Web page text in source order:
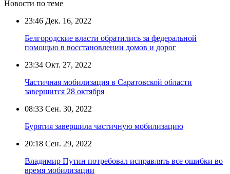
Новости по теме
23:46 Дек. 16, 2022
Белгородские власти обратились за федеральной
помощью в восстановлении домов и дорог
23:34 Окт. 27, 2022
Частичная мобилизация в Саратовской области
завершится 28 октября
08:33 Сен. 30, 2022
Бурятия завершила частичную мобилизацию
20:18 Сен. 29, 2022
Владимир Путин потребовал исправлять все ошибки во
время мобилизации